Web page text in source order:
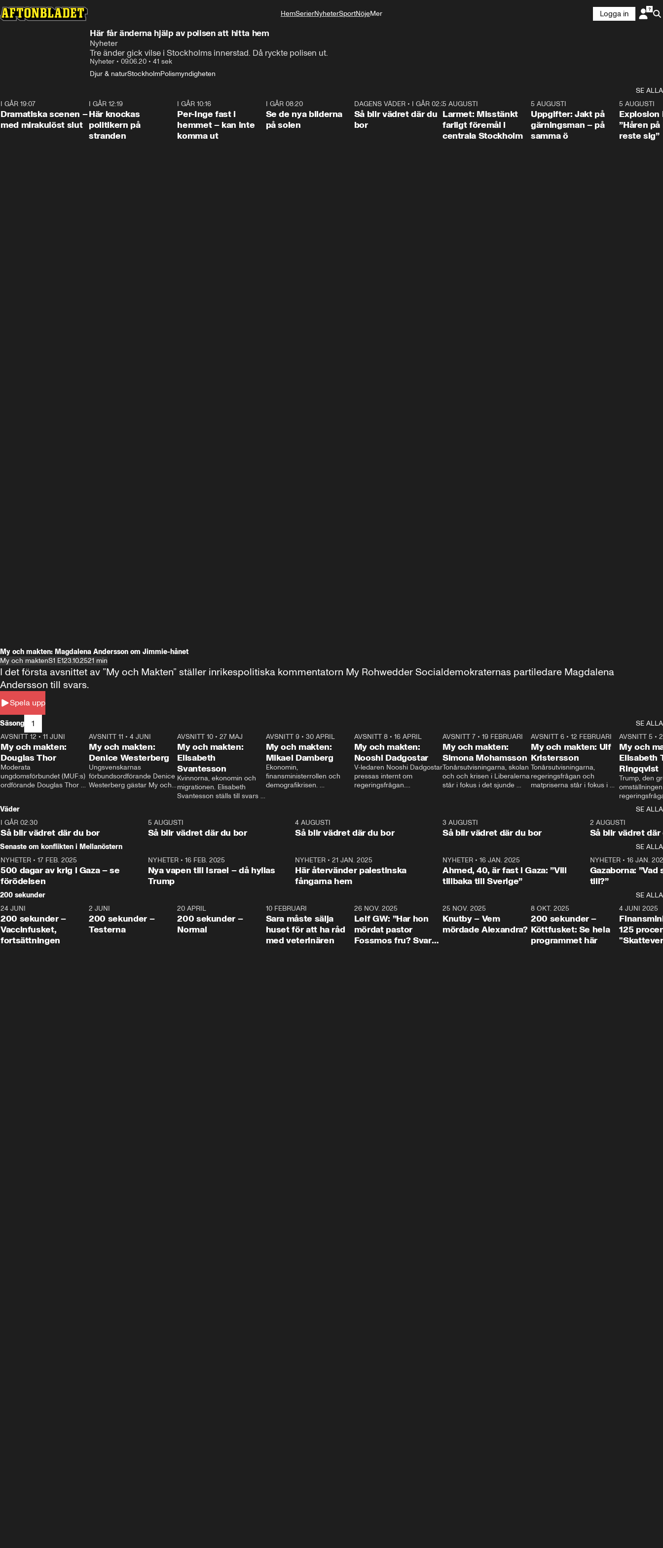
HemSerierNyheterSportNöjeMer
Logga in
Här får änderna hjälp av polisen att hitta hem
Nyheter
Tre änder gick vilse i Stockholms innerstad. Då ryckte polisen ut.
Nyheter • 09.06.20 • 41 sek
Djur & naturStockholmPolismyndigheten
SE ALLA
I GÅR 19:07
Dramatiska scenen –
med mirakulöst slut
I GÅR 12:19
Här knockas
politikern på
stranden
I GÅR 10:16
Per-Inge fast i
hemmet – kan inte
komma ut
I GÅR 08:20
Se de nya bilderna
på solen
1:06
DAGENS VÄDER• I GÅR 02:30
Så blir vädret där du
bor
0:35
5 AUGUSTI
Larmet: Misstänkt
farligt föremål i
centrala Stockholm
0:33
5 AUGUSTI
Uppgifter: Jakt på
gärningsman – på
samma ö
5 AUGUSTI
Explosion
”Håren
reste sig”
My och makten: Magdalena Andersson om Jimmie-hånet
My och maktenS1 E123.10.2521 min
Spela upp
I det första avsnittet av ”My och Makten” ställer inrikespolitiska kommentatorn My Rohwedder Socialdemokraternas partiledare Magdalena
Andersson till svars.
Säsong 1
SE ALLA
26:27
AVSNITT 12 • 11 JUNI
My och makten:
Douglas Thor
Moderata
ungdomsförbundet (MUF:s)
ordförande Douglas Thor
tonårsutvisningarna och hur
Moderaterna ska locka
väljare till valet i höst.
23:40
AVSNITT 11 •4 JUNI
My och makten:
Denice Westerberg
Ungsvenskarnas
förbundsordförande Denice
Westerberg gästar My och
AVSNITT 10 •27 MAJ
My och makten:
Elisabeth
Svantesson
Kvinnorna, ekonomin och
migrationen. Elisabeth
Svantesson ställs till svars
AVSNITT 9• 30 APRIL
My och makten:
Mikael Damberg
Ekonomin,
finansministerrollen och
demografikrisen.
och Makten.
AVSNITT 8• 16 APRIL
My och makten:
Nooshi Dadgostar
V-ledaren Nooshi Dadgostar
pressas internt om
regeringsfrågan.
– Vi ställer upp i val. Ska vi
vara med så sitter vi förstås
24:30
AVSNITT 7• 19 FEBRUARI
My och makten:
Simona Mohamsson
Tonårsutvisningarna, skolan
och och krisen i Liberalerna
står i fokus i det sjunde
kommentator My
Rohwedder ställer
utbildnings- och
Mohamsson till svars.
27:30
AVSNITT 6 •12 FEBRUARI
My och makten: Ulf
Kristersson
Tonårsutvisningarna,
regeringsfrågan och
matpriserna står i fokus i
Rohwedder ställer
statsminister Ulf Kristersson
AVSNITT 5 •
My och
Elisabeth
Ringqvist
Trump, den
centrum i
avsnittet av
Makten”. Se
Aftonbladets
Rohwedder
Thand Ring
Väder
SE ALLA
I GÅR 02:30
Så blir vädret där du bor
1:06
5 AUGUSTI
Så blir vädret där du bor
4 AUGUSTI
Så blir vädret där du bor
3 AUGUSTI
Så blir vädret där du bor
2 AUGUSTI
Så blir vädret där
Senaste om konflikten i Mellanöstern
SE ALLA
NYHETER • 17 FEB. 2025
500 dagar av krig i Gaza – se
förödelsen
NYHETER• 16 FEB. 2025
Nya vapen till Israel – då hyllas
Trump
NYHETER •21 JAN. 2025
Här återvänder palestinska
fångarna hem
NYHETER• 16 JAN. 2025
Ahmed, 40, är fast i Gaza: ”Vill
tillbaka till Sverige”
NYHETER• 16 JAN.
Gazaborna:
till?”
200 sekunder
SE ALLA
5:00
24 JUNI
200 sekunder –
Vaccinfusket,
fortsättningen
4:23
2 JUNI
200 sekunder –
Testerna
20 APRIL
200 sekunder –
Normal
10 FEBRUARI
Sara måste sälja
huset för att ha råd
med veterinären
26 NOV. 2025
Leif GW: ”Har hon
mördat pastor
Fossmos fru? Svar
31:05
25 NOV. 2025
Knutby – Vem
mördade Alexandra?
4:29
8 OKT. 2025
200 sekunder –
Köttfusket: Se hela
programmet här
4 JUNI 2025
125